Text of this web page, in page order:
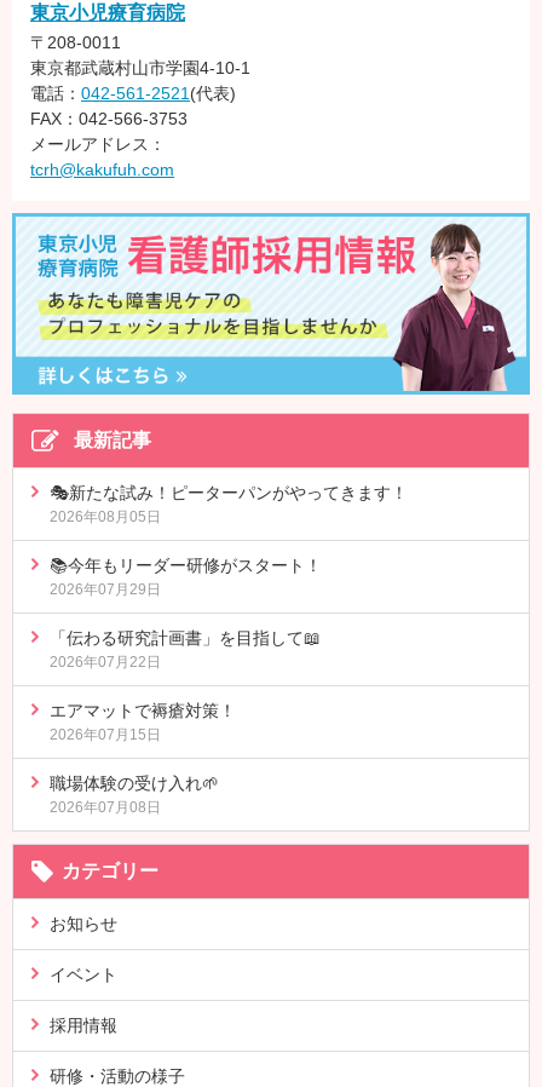
東京小児療育病院
〒208-0011
東京都武蔵村山市学園4-10-1
電話： 042-561-2521 (代表)
FAX：042-566-3753
メールアドレス：
tcrh@kakufuh.com
最新記事
🎭新たな試み！ピーターパンがやってきます！
2026年08月05日
📚今年もリーダー研修がスタート！
2026年07月29日
「伝わる研究計画書」を目指して📖
2026年07月22日
エアマットで褥瘡対策！
2026年07月15日
職場体験の受け入れ🌱
2026年07月08日
カテゴリー
お知らせ
イベント
採用情報
研修・活動の様子